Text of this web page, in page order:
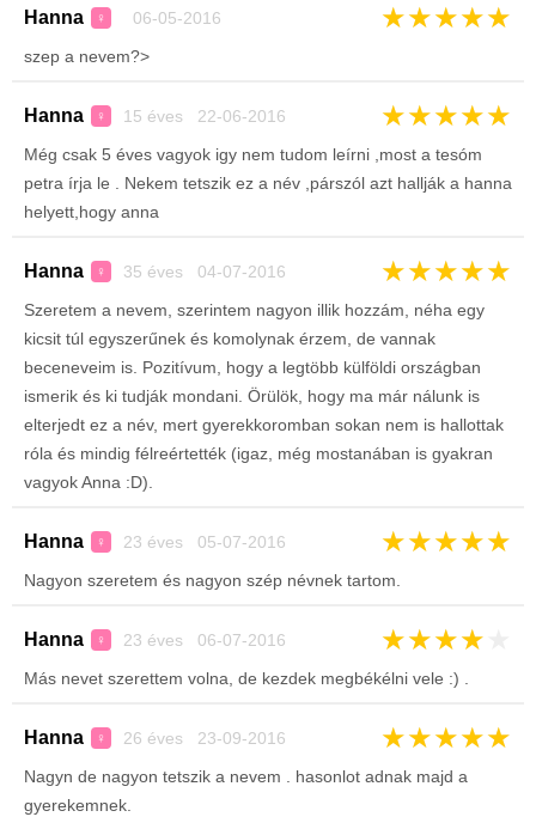
Hanna ♀ 06-05-2016 ★★★★★
szep a nevem?>
Hanna ♀ 15 éves 22-06-2016 ★★★★★
Még csak 5 éves vagyok igy nem tudom leírni ,most a tesóm
petra írja le . Nekem tetszik ez a név ,párszól azt hallják a hanna
helyett,hogy anna
Hanna ♀ 35 éves 04-07-2016 ★★★★★
Szeretem a nevem, szerintem nagyon illik hozzám, néha egy
kicsit túl egyszerűnek és komolynak érzem, de vannak
beceneveim is. Pozitívum, hogy a legtöbb külföldi országban
ismerik és ki tudják mondani. Örülök, hogy ma már nálunk is
elterjedt ez a név, mert gyerekkoromban sokan nem is hallottak
róla és mindig félreértették (igaz, még mostanában is gyakran
vagyok Anna :D).
Hanna ♀ 23 éves 05-07-2016 ★★★★★
Nagyon szeretem és nagyon szép névnek tartom.
Hanna ♀ 23 éves 06-07-2016 ★★★★
Más nevet szerettem volna, de kezdek megbékélni vele :) .
Hanna ♀ 26 éves 23-09-2016 ★★★★★
Nagyn de nagyon tetszik a nevem . hasonlot adnak majd a
gyerekemnek.